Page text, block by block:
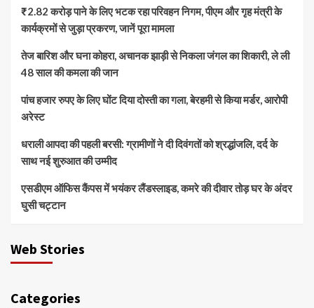
₹2.82 करोड़ पाने के लिए भटक रहा परिवहन निगम, पीएम और गृह मंत्री के
कार्यक्रमों से जुड़ा प्रकरण, जानें पूरा मामला
तेज बारिश और घना कोहरा, अचानक झाड़ी से निकला जंगल का शिकारी, ले ली
48 साल की कमला की जान
पांच हजार रुपए के लिए घोंट दिया दोस्ती का गला, बेरहमी से किया मर्डर, आरोपी
अरेस्ट
धराली आपदा की पहली बरसी: ग्रामीणों ने दी दिवंगतों को श्रद्धांजलि, दर्द के
साथ नई शुरुआत की उम्मीद
एसडीएम ऑफिस कैंपस में भयंकर लैंडस्लाइड, कमरे की दीवार तोड़ घर के अंदर
घुसी चट्टान
Web Stories
Categories